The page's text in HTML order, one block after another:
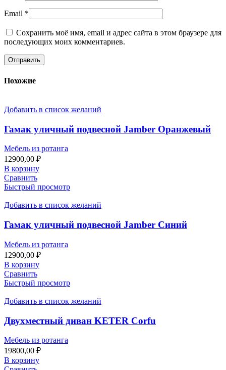
Email *
Сохранить моё имя, email и адрес сайта в этом браузере для
последующих моих комментариев.
Похожие
Добавить в список желаний
Гамак уличный подвесной Jamber Оранжевый
Мебель из ротанга
12900,00 ₽
В корзину
Сравнить
Быстрый просмотр
Добавить в список желаний
Гамак уличный подвесной Jamber Синий
Мебель из ротанга
12900,00 ₽
В корзину
Сравнить
Быстрый просмотр
Добавить в список желаний
Двухместный диван KETER Corfu
Мебель из ротанга
19800,00 ₽
В корзину